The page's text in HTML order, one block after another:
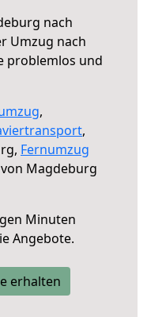
nach
Umzug nach
problemlos und
,
,
Fernumzug
von Magdeburg
Minuten
Angebote.
erhalten